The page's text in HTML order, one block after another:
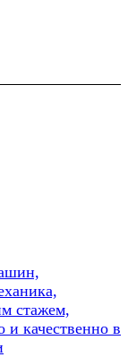
стажем,
и качественно в